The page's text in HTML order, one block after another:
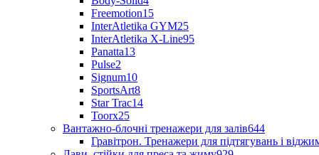
Freemotion15
InterAtletika GYM25
InterAtletika X-Line95
Panatta13
Pulse2
Signum10
SportsArt8
Star Trac14
Toorx25
Вантажно-блочні тренажери для залів644
Гравітрон. Тренажери для підтягувань і